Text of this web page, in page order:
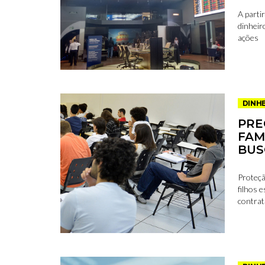
A
ações
filhos